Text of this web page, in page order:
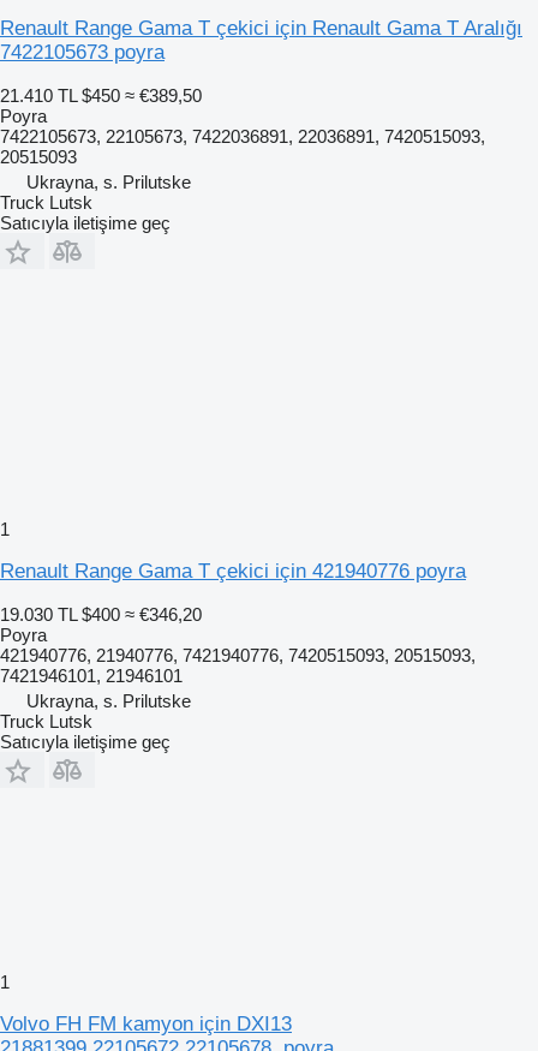
Renault Range Gama T çekici için Renault Gama T Aralığı
7422105673 poyra
21.410 TL $450 ≈ €389,50
Poyra
7422105673, 22105673, 7422036891, 22036891, 7420515093,
20515093
Ukrayna, s. Prilutske
Truck Lutsk
Satıcıyla iletişime geç
1
Renault Range Gama T çekici için 421940776 poyra
19.030 TL $400 ≈ €346,20
Poyra
421940776, 21940776, 7421940776, 7420515093, 20515093,
7421946101, 21946101
Ukrayna, s. Prilutske
Truck Lutsk
Satıcıyla iletişime geç
1
Volvo FH FM kamyon için DXI13